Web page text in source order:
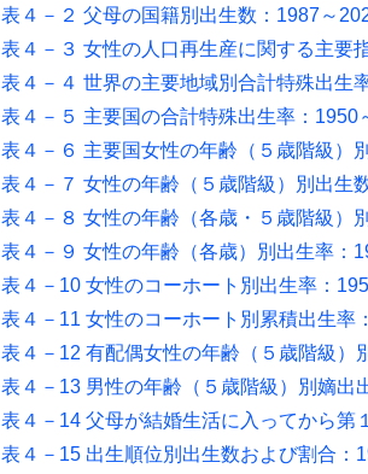
表４－２ 父母の国籍別出生数：1987～
表４－３ 女性の人口再生産に関する主要
表４－４ 世界の主要地域別合計特殊出生
表４－５ 主要国の合計特殊出生率：1950
表４－６ 主要国女性の年齢（５歳階級）
表４－７ 女性の年齢（５歳階級）別出生
表４－８ 女性の年齢（各歳・５歳階級）
表４－９ 女性の年齢（各歳）別出生率：
表４－10 女性のコーホート別出生率：
表４－11 女性のコーホート別累積出生率
表４－12 有配偶女性の年齢（５歳階級）
表４－13 男性の年齢（５歳階級）別嫡出
表４－14 父母が結婚生活に入ってから
表４－15 出生順位別出生数および割合：